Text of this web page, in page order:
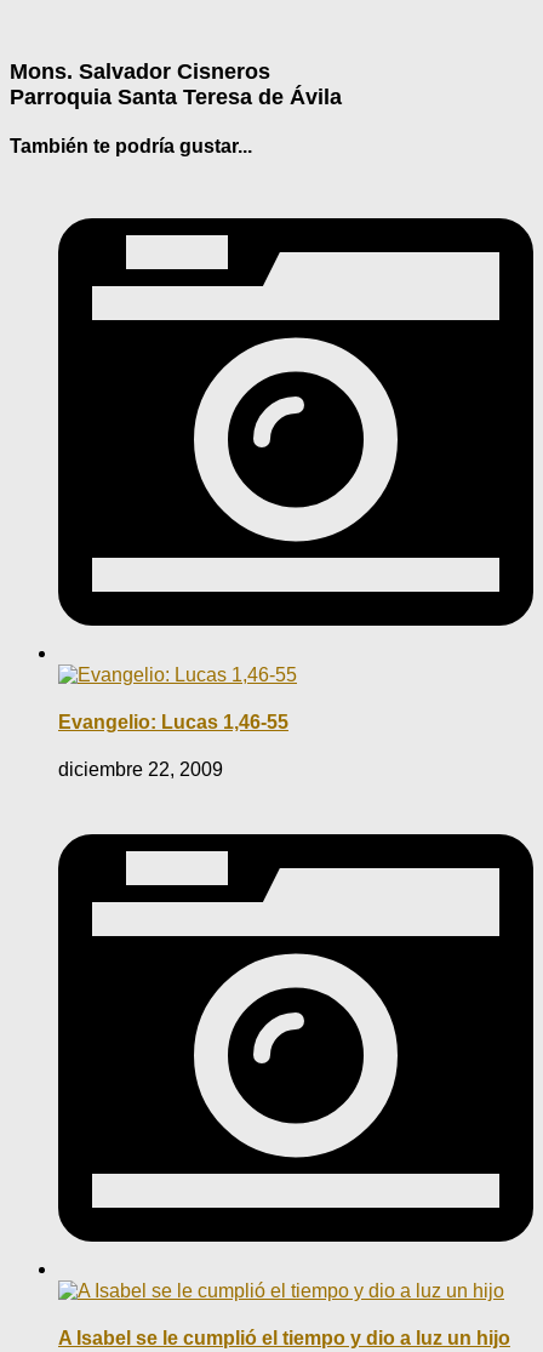
Mons. Salvador Cisneros
Parroquia Santa Teresa de Ávila
También te podría gustar...
Evangelio: Lucas 1,46-55
diciembre 22, 2009
A Isabel se le cumplió el tiempo y dio a luz un hijo